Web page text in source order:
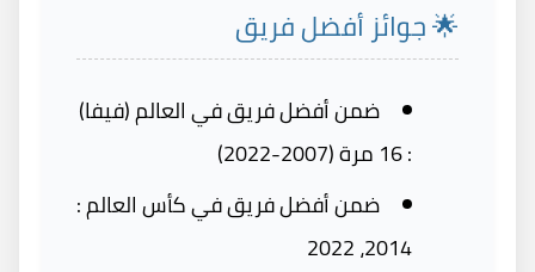
🌟 جوائز أفضل فريق
ضمن أفضل فريق في العالم (فيفا)
: 16 مرة (2007-2022)
ضمن أفضل فريق في كأس العالم :
2014، 2022